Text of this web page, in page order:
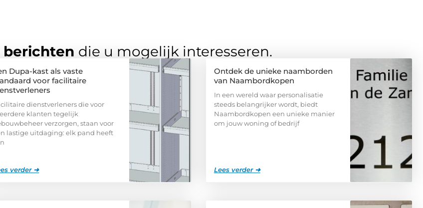
berichten die u mogelijk interesseren.
Dupa-kast als vaste
voor facilitaire
dienstverleners die voor
klanten tegelijk
verzorgen, staan voor
lastige uitdaging: elk pand heeft
verder ➜
Ontdek de unieke naamborden
van Naambordkopen
In een wereld waar personalisatie
steeds belangrijker wordt, biedt
Naambordkopen een unieke manier
om jouw woning of bedrijf
Lees verder ➜